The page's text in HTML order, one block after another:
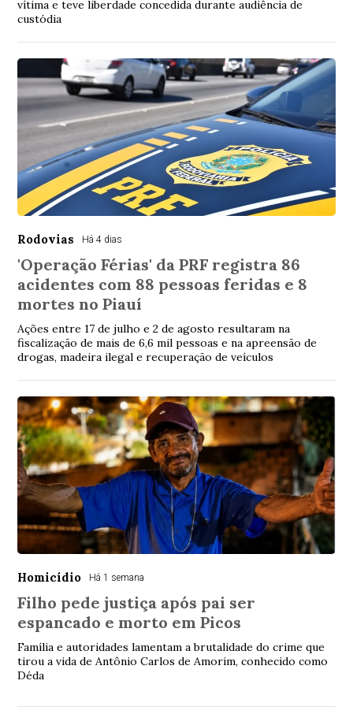
vítima e teve liberdade concedida durante audiência de
custódia
Rodovias Há 4 dias
'Operação Férias' da PRF registra 86
acidentes com 88 pessoas feridas e 8
mortes no Piauí
Ações entre 17 de julho e 2 de agosto resultaram na
fiscalização de mais de 6,6 mil pessoas e na apreensão de
drogas, madeira ilegal e recuperação de veículos
Homicídio Há 1 semana
Filho pede justiça após pai ser
espancado e morto em Picos
Família e autoridades lamentam a brutalidade do crime que
tirou a vida de Antônio Carlos de Amorim, conhecido como
Déda